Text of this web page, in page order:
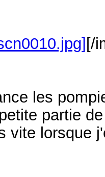
[/
les
partie
vite lorsque